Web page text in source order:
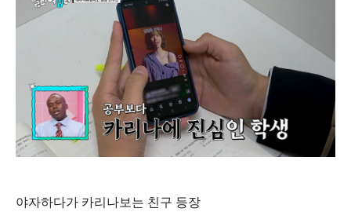
야자하다가 카리나보는 친구 등장